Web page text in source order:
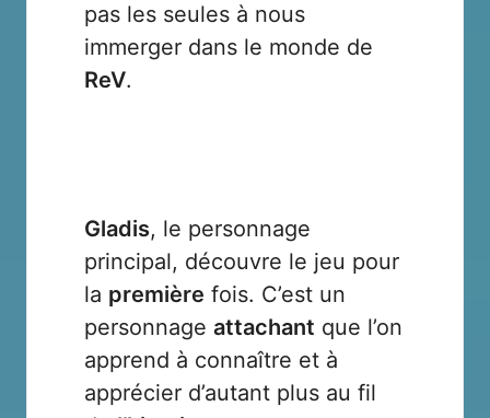
pas les seules à nous
immerger dans le monde de
ReV.
Gladis, le personnage
principal, découvre le jeu pour
la première fois. C’est un
personnage attachant que l’on
apprend à connaître et à
apprécier d’autant plus au fil